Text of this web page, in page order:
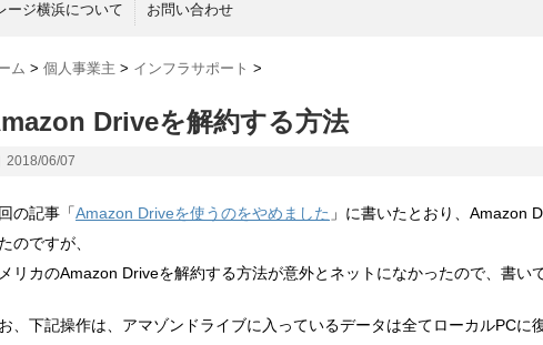
ージ横浜について お問い合わせ
ム > 個人事業主 > インフラサポート >
Driveを解約する方法
2018/06/07
の記事「Amazon Driveを使うのをやめました 」に書いたとおり、Amazon
のですが、
リカのAmazon Driveを解約する方法が意外とネットになかったので、書い
、下記操作は、アマゾンドライブに入っているデータは全てローカルPCに